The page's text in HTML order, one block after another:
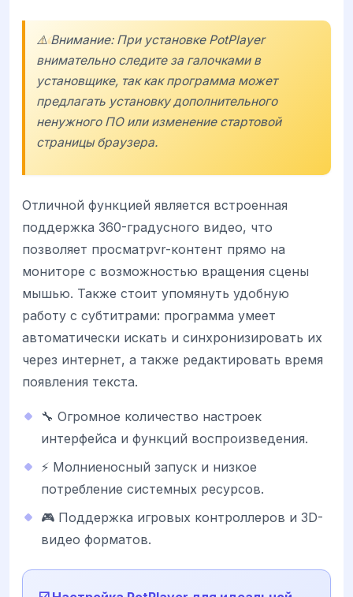
⚠️ Внимание: При установке PotPlayer
внимательно следите за галочками в
установщике, так как программа может
предлагать установку дополнительного
ненужного ПО или изменение стартовой
страницы браузера.
Отличной функцией является встроенная
поддержка 360-градусного видео, что
позволяет просматрvr-контент прямо на
мониторе с возможностью вращения сцены
мышью. Также стоит упомянуть удобную
работу с субтитрами: программа умеет
автоматически искать и синхронизировать их
через интернет, а также редактировать время
появления текста.
🔧 Огромное количество настроек
интерфейса и функций воспроизведения.
⚡ Молниеносный запуск и низкое
потребление системных ресурсов.
🎮 Поддержка игровых контроллеров и 3D-
видео форматов.